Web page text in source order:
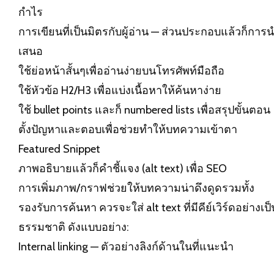
กำไร
การเขียนที่เป็นมิตรกับผู้อ่าน — ส่วนประกอบแล้วก็การ
เสนอ
ใช้ย่อหน้าสั้นๆเพื่ออ่านง่ายบนโทรศัพท์มือถือ
ใช้หัวข้อ H2/H3 เพื่อแบ่งเนื้อหาให้ค้นหาง่าย
ใช้ bullet points และก็ numbered lists เพื่อสรุปขั้นตอน
ตั้งปัญหาและตอบเพื่อช่วยทำให้บทความเข้าตา
Featured Snippet
ภาพอธิบายแล้วก็คำชี้แจง (alt text) เพื่อ SEO
การเพิ่มภาพ/กราฟช่วยให้บทความน่าดึงดูดรวมทั้ง
รองรับการค้นหา ควรจะใส่ alt text ที่มีคีย์เวิร์ดอย่างเ
ธรรมชาติ ดังแบบอย่าง:
Internal linking — ตัวอย่างลิงก์ด้านในที่แนะนำ